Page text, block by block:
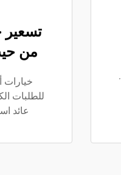
تسعير
من
خيارات
للطلبات
عائد